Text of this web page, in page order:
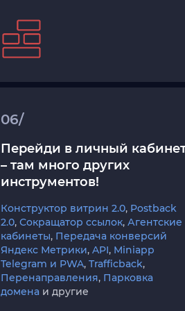
06/
Перейди в личный
– там много других
инструментов!
Конструктор витрин 2.0, Postback
2.0, Сокращатор ссылок, Агентские
кабинеты, Передача конверсий
Яндекс Метрики, API, Miniapp
Telegram и PWA, Trafficback,
Перенаправления, Парковка
домена и другие